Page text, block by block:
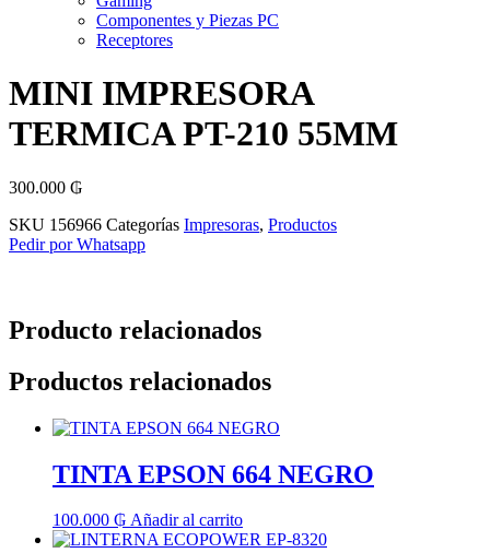
Componentes y Piezas PC
Receptores
MINI IMPRESORA
TERMICA PT-210 55MM
300.000 ₲
SKU 156966 Categorías Impresoras, Productos
Pedir por Whatsapp
Producto relacionados
Productos relacionados
TINTA EPSON 664 NEGRO
100.000 ₲ Añadir al carrito